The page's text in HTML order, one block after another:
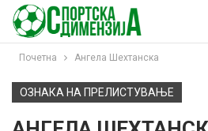
Почетна Ангела Шехтанска
ОЗНАКА НА ПРЕЛИСТУВАЊЕ